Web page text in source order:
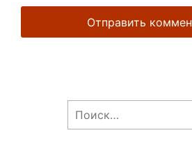
Найти: